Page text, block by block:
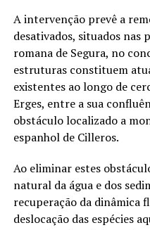
A intervenção prevê a
desativados, situados nas
romana de Segura, no
estruturas constituem
existentes ao longo de
Erges, entre a sua
obstáculo localizado a
espanhol de Cilleros.
Ao eliminar estes
natural da água e dos
recuperação da dinâmica
deslocação das espécies